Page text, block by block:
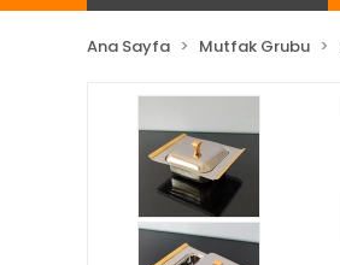
Ana Sayfa Mutfak Grubu